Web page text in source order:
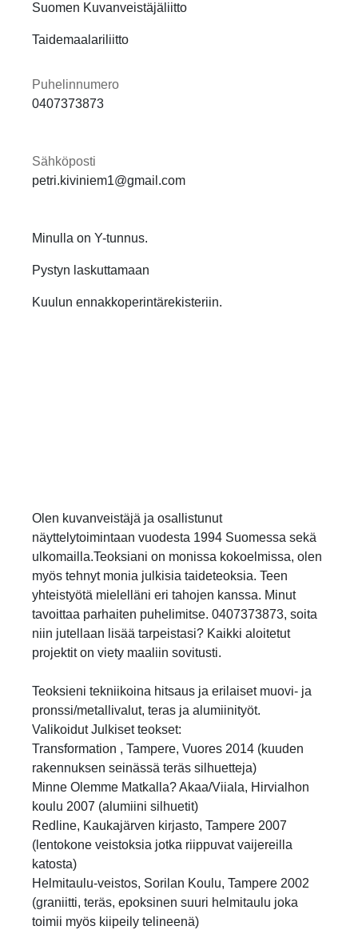
Suomen Kuvanveistäjäliitto
Taidemaalariliitto
Puhelinnumero
0407373873
Sähköposti
petri.kiviniem1@gmail.com
Minulla on Y-tunnus.
Pystyn laskuttamaan
Kuulun ennakkoperintärekisteriin.
Olen kuvanveistäjä ja osallistunut
näyttelytoimintaan vuodesta 1994 Suomessa sekä
ulkomailla.Teoksiani on monissa kokoelmissa, olen
myös tehnyt monia julkisia taideteoksia. Teen
yhteistyötä mielelläni eri tahojen kanssa. Minut
tavoittaa parhaiten puhelimitse. 0407373873, soita
niin jutellaan lisää tarpeistasi? Kaikki aloitetut
projektit on viety maaliin sovitusti.
Teoksieni tekniikoina hitsaus ja erilaiset muovi- ja
pronssi/metallivalut, teras ja alumiinityöt.
Valikoidut Julkiset teokset:
Transformation , Tampere, Vuores 2014 (kuuden
rakennuksen seinässä teräs silhuetteja)
Minne Olemme Matkalla? Akaa/Viiala, Hirvialhon
koulu 2007 (alumiini silhuetit)
Redline, Kaukajärven kirjasto, Tampere 2007
(lentokone veistoksia jotka riippuvat vaijereilla
katosta)
Helmitaulu-veistos, Sorilan Koulu, Tampere 2002
(graniitti, teräs, epoksinen suuri helmitaulu joka
toimii myös kiipeily telineenä)